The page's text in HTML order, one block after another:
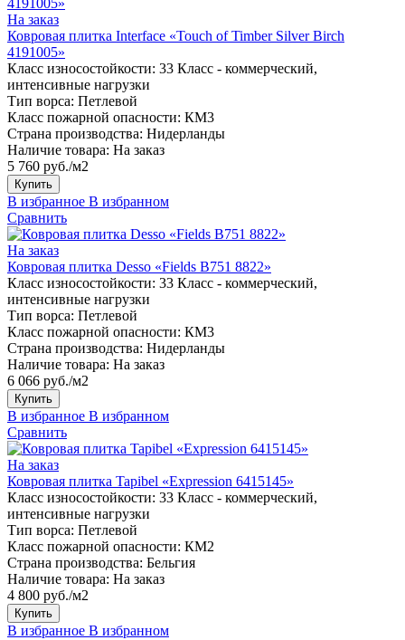
На заказ
Ковровая плитка Interface «Touch of Timber Silver Birch
4191005»
Класс износостойкости: 33 Класс - коммерческий,
интенсивные нагрузки
Тип ворса: Петлевой
Класс пожарной опасности: КМ3
Страна производства: Нидерланды
Наличие товара: На заказ
5 760 руб./м2
Купить
В избранное В избранном
Сравнить
На заказ
Ковровая плитка Desso «Fields B751 8822»
Класс износостойкости: 33 Класс - коммерческий,
интенсивные нагрузки
Тип ворса: Петлевой
Класс пожарной опасности: КМ3
Страна производства: Нидерланды
Наличие товара: На заказ
6 066 руб./м2
Купить
В избранное В избранном
Сравнить
На заказ
Ковровая плитка Tapibel «Expression 6415145»
Класс износостойкости: 33 Класс - коммерческий,
интенсивные нагрузки
Тип ворса: Петлевой
Класс пожарной опасности: КМ2
Страна производства: Бельгия
Наличие товара: На заказ
4 800 руб./м2
Купить
В избранное В избранном